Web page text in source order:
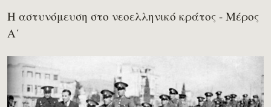
Η αστυνόμευση στο νεοελληνικό κράτος - Μέρος
Α΄